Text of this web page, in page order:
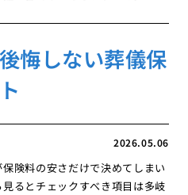
悔しない葬儀保
2026.05.06
険料の安さだけで決めてしまい
るとチェックすべき項目は多岐